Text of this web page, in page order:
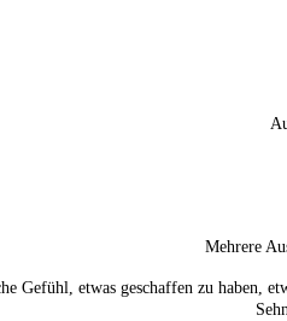
Mehrere
Gefühl, etwas geschaffen zu haben,